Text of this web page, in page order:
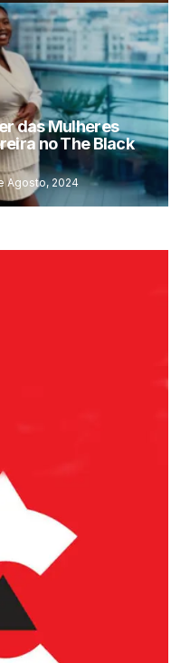
das Mulheres
no The Black
Agosto, 2024